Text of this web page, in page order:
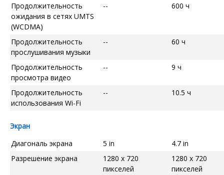
Продолжительность
ожидания в сетях UMTS
(WCDMA)
-- 600 ч
Продолжительность
прослушивания музыки
-- 60 ч
Продолжительность
просмотра видео
-- 9 ч
Продолжительность
использования Wi-Fi
-- 10.5 ч
Экран
Диагональ экрана
5 in
4.7 in
Разрешение экрана
1280 x 720
пикселей
1280 x 720
пикселей